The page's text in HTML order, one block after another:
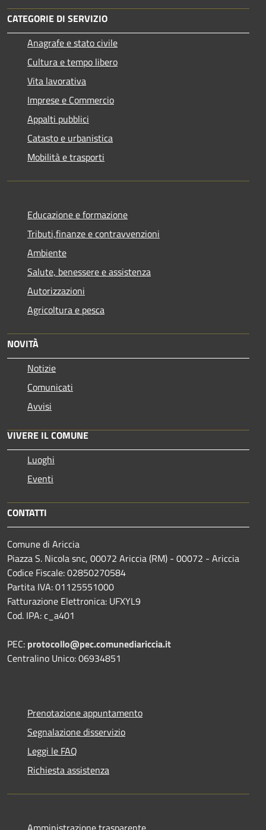
CATEGORIE DI SERVIZIO
Anagrafe e stato civile
Cultura e tempo libero
Vita lavorativa
Imprese e Commercio
Appalti pubblici
Catasto e urbanistica
Mobilità e trasporti
Educazione e formazione
Tributi,finanze e contravvenzioni
Ambiente
Salute, benessere e assistenza
Autorizzazioni
Agricoltura e pesca
NOVITÀ
Notizie
Comunicati
Avvisi
VIVERE IL COMUNE
Luoghi
Eventi
CONTATTI
Comune di Ariccia
Piazza S. Nicola snc, 00072 Ariccia (RM) - 00072 - Ariccia
Codice Fiscale: 02850270584
Partita IVA: 01125551000
Fatturazione Elettronica: UFXYL9
Cod. IPA: c_a401
PEC: protocollo@pec.comunediariccia.it
Centralino Unico: 06934851
Prenotazione appuntamento
Segnalazione disservizio
Leggi le FAQ
Richiesta assistenza